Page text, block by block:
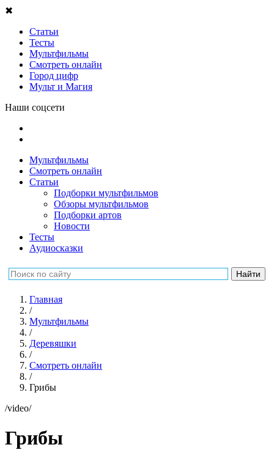
✖
Статьи
Тесты
Мультфильмы
Смотреть онлайн
Город цифр
Мульт и Магия
Наши соцсети
Мультфильмы
Смотреть онлайн
Статьи
Подборки мультфильмов
Обзоры мультфильмов
Подборки артов
Новости
Тесты
Аудиосказки
Главная
/
Мультфильмы
/
Деревяшки
/
Смотреть онлайн
/
Грибы
/video/
Грибы